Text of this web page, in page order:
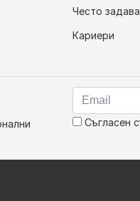
Често
Кариери
Съгласен